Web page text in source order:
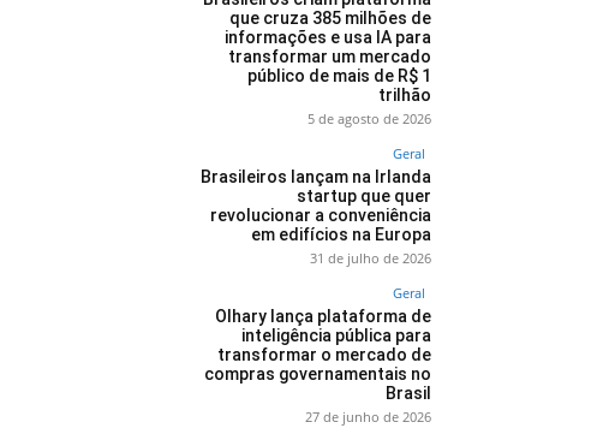
que cruza 385 milhões de
informações e usa IA para
transformar um mercado
público de mais de R$ 1
trilhão
5 de agosto de 2026
Geral
Brasileiros lançam na Irlanda
startup que quer
revolucionar a conveniência
em edifícios na Europa
31 de julho de 2026
Geral
Olhary lança plataforma de
inteligência pública para
transformar o mercado de
compras governamentais no
Brasil
27 de junho de 2026